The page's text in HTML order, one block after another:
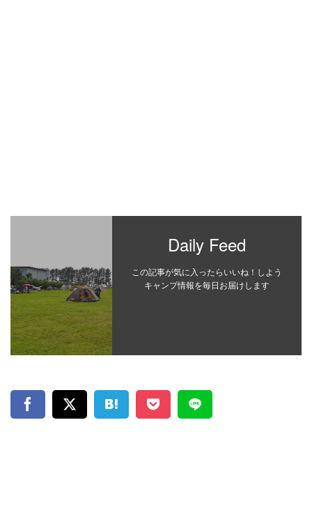
Daily Feed
この記事が気に入ったらいいね！しよう
キャンプ情報を毎日お届けします